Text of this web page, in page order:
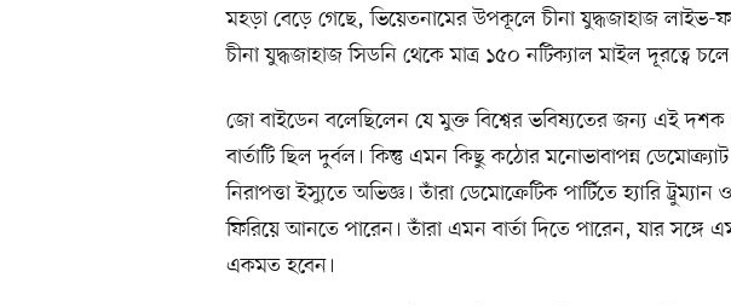
মহড়া বেড়ে গেছে, ভিয়েতনামের উপকূলে চীনা যুদ্ধজাহাজ লাইভ-
চীনা যুদ্ধজাহাজ সিডনি থেকে মাত্র ১৫০ নটিক্যাল মাইল দূরত্বে
জো বাইডেন বলেছিলেন যে মুক্ত বিশ্বের ভবিষ্যতের জন্য এই দশক
বার্তাটি ছিল দুর্বল। কিন্তু এমন কিছু কঠোর মনোভাবাপন্ন
নিরাপত্তা ইস্যুতে অভিজ্ঞ। তাঁরা ডেমোক্রেটিক পার্টিতে হ্যারি
ফিরিয়ে আনতে পারেন। তাঁরা এমন বার্তা দিতে পারেন, যার সঙ্গে
একমত হবেন।